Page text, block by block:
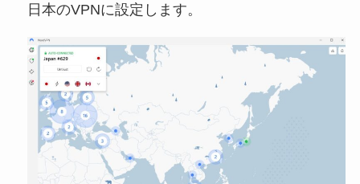
日本のVPNに設定します。